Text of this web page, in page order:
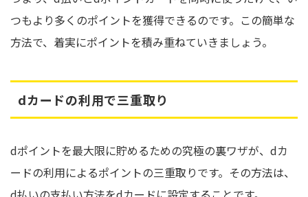
つもより多くのポイントを獲得できるのです。この簡単な
方法で、着実にポイントを積み重ねていきましょう。
dカードの利用で三重取り
dポイントを最大限に貯めるための究極の裏ワザが、dカ
ードの利用によるポイントの三重取りです。その方法は、